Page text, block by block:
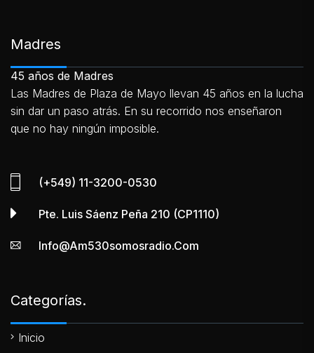
Madres
45 años de Madres
Las Madres de Plaza de Mayo llevan 45 años en la lucha
sin dar un paso atrás. En su recorrido nos enseñaron
que no hay ningún imposible.
(+549) 11-3200-0530
Pte. Luis Sáenz Peña 210 (CP1110)
Info@am530somosradio.com
Categorías.
Inicio